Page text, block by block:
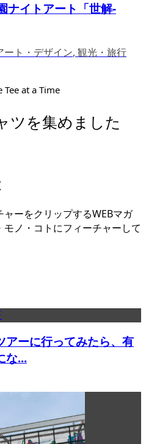
ナイトアート「世解-
ート・デザイン, 観光・旅行
Tee at a Time
ツを集めました
ーをクリップするWEBマガ
ノ・コトにフィーチャーして
アーに行ってみたら、有
な...